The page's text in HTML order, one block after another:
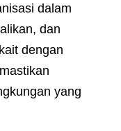
dalam
dan
dengan
yang